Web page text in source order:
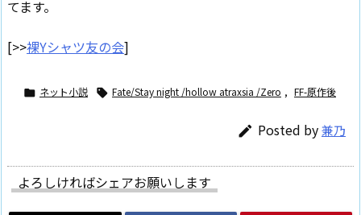
てます。
[>>裸Yシャツ友の会]
 ネット小説  Fate/Stay night /hollow atraxsia /Zero , FF-原作後
 Posted by兼乃
よろしければシェアお願いします